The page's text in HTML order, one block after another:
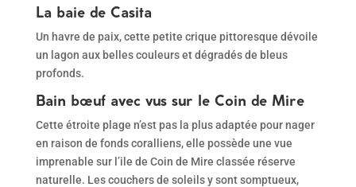
La baie de Casita
Un havre de paix, cette petite crique pittoresque dévoile
un lagon aux belles couleurs et dégradés de bleus
profonds.
Bain bœuf avec vus sur le Coin de Mire
Cette étroite plage n’est pas la plus adaptée pour nager
en raison de fonds coralliens, elle possède une vue
imprenable sur l’ile de Coin de Mire classée réserve
naturelle. Les couchers de soleils y sont somptueux,